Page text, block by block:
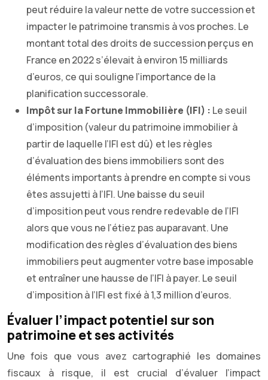
peut réduire la valeur nette de votre succession et
impacter le patrimoine transmis à vos proches. Le
montant total des droits de succession perçus en
France en 2022 s’élevait à environ 15 milliards
d’euros, ce qui souligne l’importance de la
planification successorale.
Impôt sur la Fortune Immobilière (IFI) : Le seuil
d’imposition (valeur du patrimoine immobilier à
partir de laquelle l’IFI est dû) et les règles
d’évaluation des biens immobiliers sont des
éléments importants à prendre en compte si vous
êtes assujetti à l’IFI. Une baisse du seuil
d’imposition peut vous rendre redevable de l’IFI
alors que vous ne l’étiez pas auparavant. Une
modification des règles d’évaluation des biens
immobiliers peut augmenter votre base imposable
et entraîner une hausse de l’IFI à payer. Le seuil
d’imposition à l’IFI est fixé à 1,3 million d’euros.
Évaluer l’impact potentiel sur son
patrimoine et ses activités
Une fois que vous avez cartographié les domaines
fiscaux à risque, il est crucial d’évaluer l’impact